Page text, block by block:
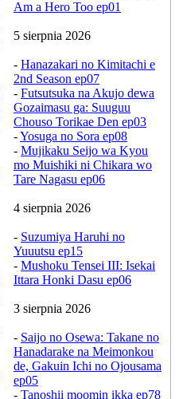
Am a Hero Too ep01
5 sierpnia 2026
- Hanazakari no Kimitachi e
2nd Season ep07
- Futsutsuka na Akujo dewa
Gozaimasu ga: Suuguu
Chouso Torikae Den ep03
-Yosuga no Sora ep08
- Mujikaku Seijo wa Kyou
mo Muishiki ni Chikara wo
Tare Nagasu ep06
4 sierpnia 2026
- Suzumiya Haruhi no
Yuuutsu ep15
- Mushoku Tensei III: Isekai
Ittara Honki Dasu ep06
3 sierpnia 2026
- Saijo no Osewa: Takane no
Hanadarake na Meimonkou
de, Gakuin Ichi no Ojousama
ep05
- Tanoshii moomin ikka ep78